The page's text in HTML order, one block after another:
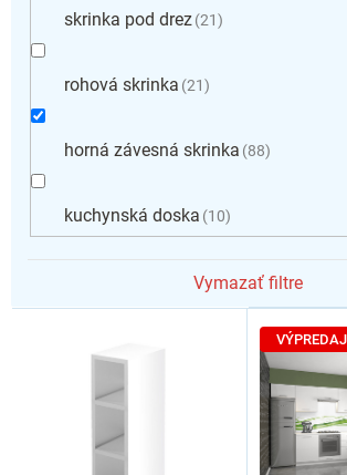
skrinka pod drez 21
rohová skrinka 21
horná závesná skrinka 88
kuchynská doska 10
Vymazať filtre
V
VÝPREDAJ